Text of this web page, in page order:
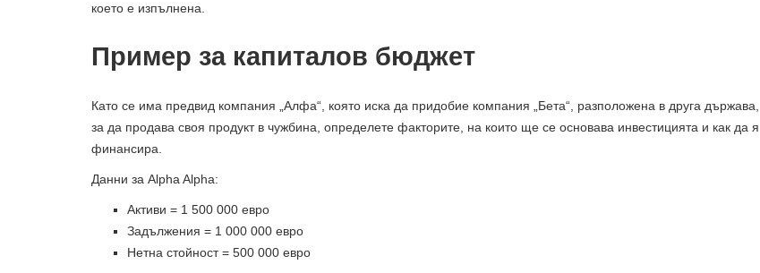
което е изпълнена.
Пример за капиталов бюджет
Като се има предвид компания „Алфа“, която иска да придобие компания „Бета“, разположена в друга държава,
за да продава своя продукт в чужбина, определете факторите, на които ще се основава инвестицията и как да я
финансира.
Данни за Alpha Alpha:
Активи = 1 500 000 евро
Задължения = 1 000 000 евро
Нетна стойност = 500 000 евро